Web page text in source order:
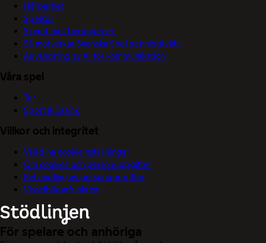
Hållbarhet
Spelkoll
Skydd mot bedrägerier
Så motverkar Svenska Spel penningtvätt
Användning av AI för kommunikation
Våra spel
Tur
Sport & Casino
Villkor och integritet
Välj dina cookieinställningar
Om cookies och personuppgifter
Behandling av personuppgifter
Visselblåsarfunktion
För spelare och anhöriga